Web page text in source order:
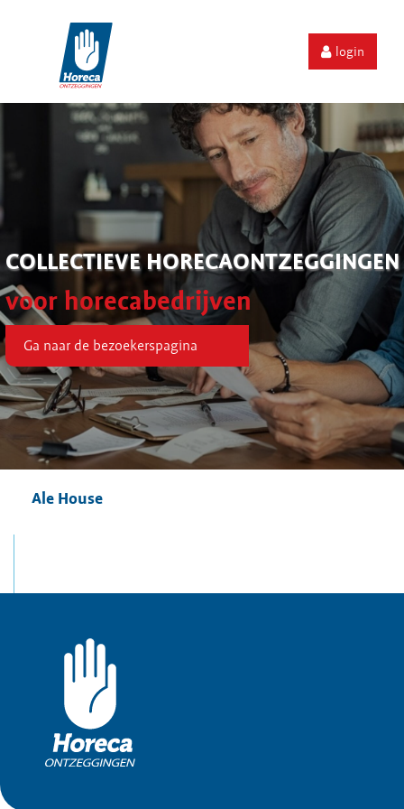
login
COLLECTIEVE HORECAONTZEGGINGEN
voor horecabedrijven
Ga naar de bezoekerspagina
Ale House